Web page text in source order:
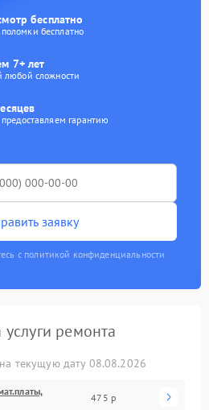
бесплатно
бесплатно
7+ лет
любой сложности
гарантию
заявку
с политикой конфиденциальности
ремонта
текущую дату 08.08.2026
475 р